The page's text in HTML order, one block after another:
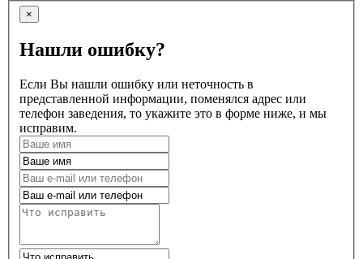
×
Нашли ошибку?
Если Вы нашли ошибку или неточность в
представленной информации, поменялся адрес или
телефон заведения, то укажите это в форме ниже, и мы
исправим.